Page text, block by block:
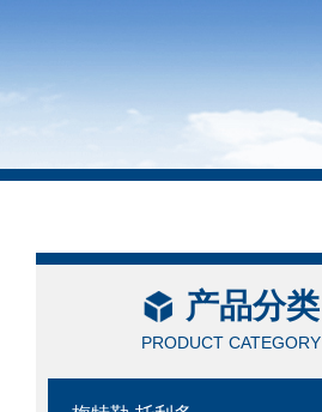
产品分类
PRODUCT CATEGORY